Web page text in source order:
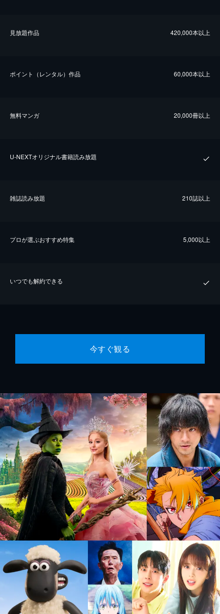
⾒放題作品 420,000本以上
ポイント（レンタル）作品 60,000本以上
無料マンガ 20,000冊以上
U-NEXTオリジナル書籍読み放題
雑誌読み放題 210誌以上
プロが選ぶおすすめ特集 5,000以上
いつでも解約できる
今すぐ観る